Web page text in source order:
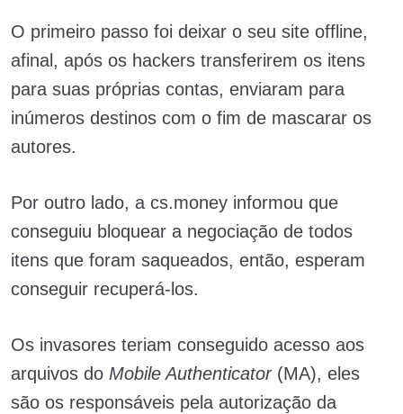
O primeiro passo foi deixar o seu site offline,
afinal, após os hackers transferirem os itens
para suas próprias contas, enviaram para
inúmeros destinos com o fim de mascarar os
autores.
Por outro lado, a cs.money informou que
conseguiu bloquear a negociação de todos
itens que foram saqueados, então, esperam
conseguir recuperá-los.
Os invasores teriam conseguido acesso aos
arquivos do Mobile Authenticator(MA), eles
são os responsáveis pela autorização da